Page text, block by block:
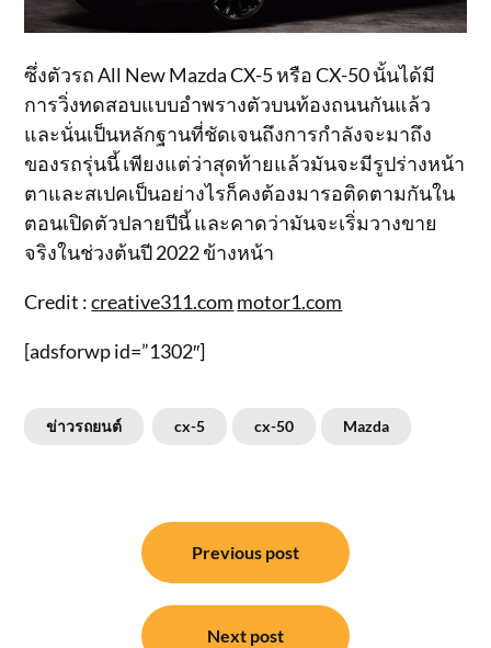
ซึ่งตัวรถ All New Mazda CX-5 หรือ CX-50 นั้นได้มี
การวิ่งทดสอบแบบอำพรางตัวบนท้องถนนกันแล้ว
และนั่นเป็นหลักฐานที่ชัดเจนถึงการกำลังจะมาถึง
ของรถรุ่นนี้ เพียงแต่ว่าสุดท้ายแล้วมันจะมีรูปร่างหน้า
ตาและสเปคเป็นอย่างไรก็คงต้องมารอติดตามกันใน
ตอนเปิดตัวปลายปีนี้ และคาดว่ามันจะเริ่มวางขาย
จริงในช่วงต้นปี 2022 ข้างหน้า
Credit :creative311.com motor1.com
[adsforwp id=”1302″]
ข่าวรถยนต์ cx-5 cx-50 Mazda
Previous post
Next post